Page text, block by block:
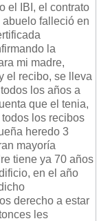
el IBI, el contrato
falleció en
la
mi madre,
el recibo, se lleva
los años a
que el tenia,
los recibos
heredo 3
mayoría
tiene ya 70 años
en el año
derecho a estar
les